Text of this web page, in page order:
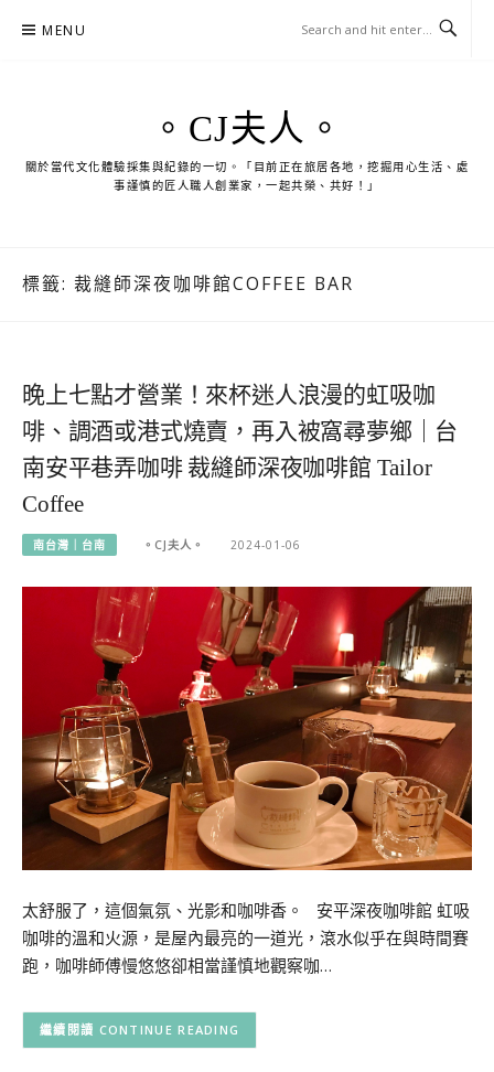
MENU
。CJ夫人。
關於當代文化體驗採集與紀錄的一切。「目前正在旅居各地，挖掘用心生活、處
事謹慎的匠人職人創業家，一起共榮、共好！」
標籤: 裁縫師深夜咖啡館COFFEE BAR
晚上七點才營業！來杯迷人浪漫的虹吸咖
啡、調酒或港式燒賣，再入被窩尋夢鄉｜台
南安平巷弄咖啡 裁縫師深夜咖啡館 Tailor
Coffee
南台灣｜台南 。CJ夫人。 2024-01-06
太舒服了，這個氣氛、光影和咖啡香。 安平深夜咖啡館 虹吸
咖啡的溫和火源，是屋內最亮的一道光，滾水似乎在與時間賽
跑，咖啡師傅慢悠悠卻相當謹慎地觀察咖…
CONTINUE READING